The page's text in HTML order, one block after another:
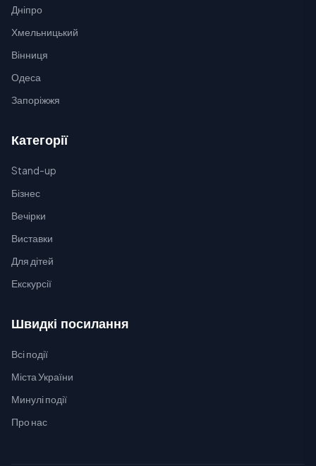
Дніпро
Хмельницький
Вінниця
Одеса
Запоріжжя
Категорії
Stand-up
Бізнес
Вечірки
Виставки
Для дітей
Екскурсії
Швидкі посилання
Всі події
Міста України
Минулі події
Про нас